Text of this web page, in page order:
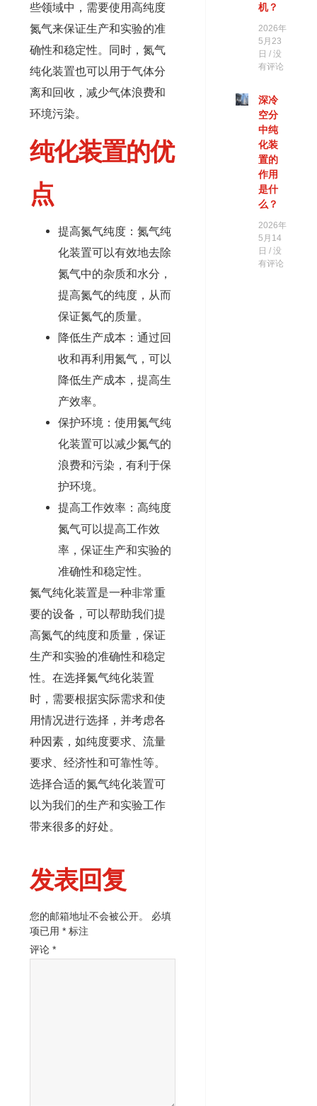
些领域中，需要使用高纯度
氮气来保证生产和实验的准
确性和稳定性。同时，氮气
纯化装置也可以用于气体分
离和回收，减少气体浪费和
环境污染。
纯化装置的优
点
提高氮气纯度：氮气纯
化装置可以有效地去除
氮气中的杂质和水分，
提高氮气的纯度，从而
保证氮气的质量。
降低生产成本：通过回
收和再利用氮气，可以
降低生产成本，提高生
产效率。
保护环境：使用氮气纯
化装置可以减少氮气的
浪费和污染，有利于保
护环境。
提高工作效率：高纯度
氮气可以提高工作效
率，保证生产和实验的
准确性和稳定性。
氮气纯化装置是一种非常重
要的设备，可以帮助我们提
高氮气的纯度和质量，保证
生产和实验的准确性和稳定
性。在选择氮气纯化装置
时，需要根据实际需求和使
用情况进行选择，并考虑各
种因素，如纯度要求、流量
要求、经济性和可靠性等。
选择合适的氮气纯化装置可
以为我们的生产和实验工作
带来很多的好处。
发表回复
您的邮箱地址不会被公开。
必填
项已用 * 标注
评论 *
机？
2026年
5月23
日 没
有评论
深冷
空分
中纯
化装
置的
作用
是什
么？
2026年
5月14
日 没
有评论